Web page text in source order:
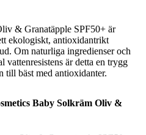
& Granatäpple SPF50+ är
ekologiskt, antioxidantrikt
Om naturliga ingredienser och
är detta en trygg
bäst med antioxidanter.
Baby Solkräm Oliv &